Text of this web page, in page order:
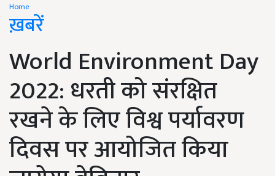
Home
ख़बरें
World Environment Day
2022: धरती को संरक्षित
रखने के लिए विश्व पर्यावरण
दिवस पर आयोजित किया